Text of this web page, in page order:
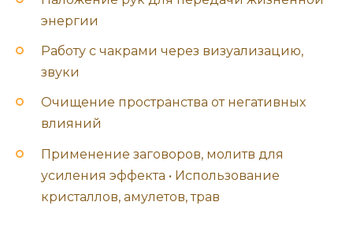
энергии
Работу с чакрами через визуализацию,
звуки
Очищение пространства от негативных
влияний
Применение заговоров, молитв для
усиления эффекта • Использование
кристаллов, амулетов, трав